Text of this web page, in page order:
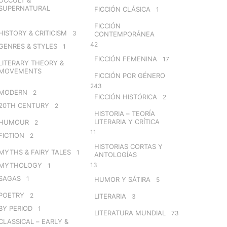
& CRITICISM 3
& STYLES 1
THEORY &
2
CENTURY 2
2
2
& FAIRY TALES 1
1
1
2
PERIOD 1
– EARLY &
FICCIÓN CLÁSICA 1
FICCIÓN
CONTEMPORÁNEA
42
FICCIÓN FEMENINA 17
FICCIÓN POR GÉNERO
243
FICCIÓN HISTÓRICA 2
HISTORIA – TEORÍA
LITERARIA Y CRÍTICA
11
HISTORIAS CORTAS Y
ANTOLOGÍAS
13
HUMOR Y SÁTIRA 5
LITERARIA 3
LITERATURA MUNDIAL 73